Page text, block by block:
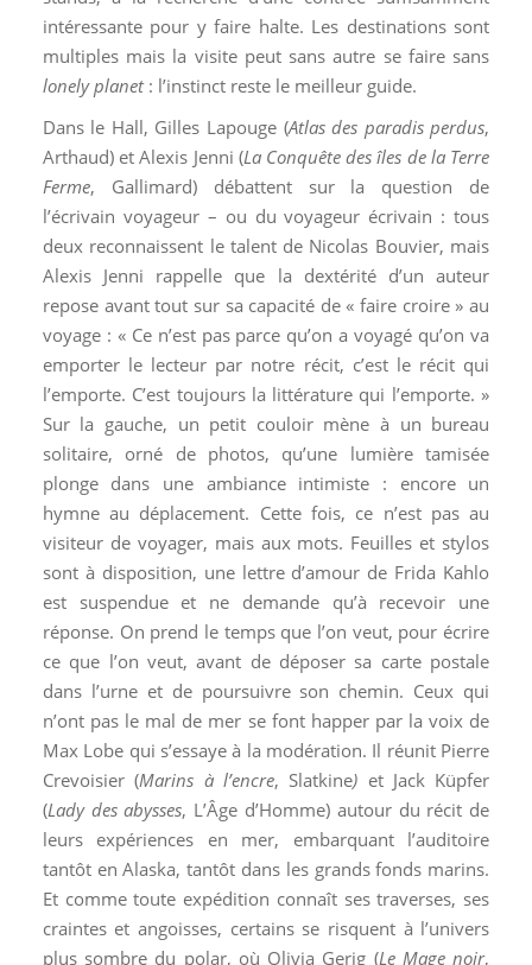
intéressante pour y faire halte. Les destinations sont
multiples mais la visite peut sans autre se faire sans
lonely planet : l’instinct reste le meilleur guide.
Dans le Hall, Gilles Lapouge (Atlas des paradis perdus,
Arthaud) et Alexis Jenni (La Conquête des îles de la Terre
Ferme, Gallimard) débattent sur la question de
l’écrivain voyageur – ou du voyageur écrivain : tous
deux reconnaissent le talent de Nicolas Bouvier, mais
Alexis Jenni rappelle que la dextérité d’un auteur
repose avant tout sur sa capacité de « faire croire » au
voyage : « Ce n’est pas parce qu’on a voyagé qu’on va
emporter le lecteur par notre récit, c’est le récit qui
l’emporte. C’est toujours la littérature qui l’emporte. »
Sur la gauche, un petit couloir mène à un bureau
solitaire, orné de photos, qu’une lumière tamisée
plonge dans une ambiance intimiste : encore un
hymne au déplacement. Cette fois, ce n’est pas au
visiteur de voyager, mais aux mots. Feuilles et stylos
sont à disposition, une lettre d’amour de Frida Kahlo
est suspendue et ne demande qu’à recevoir une
réponse. On prend le temps que l’on veut, pour écrire
ce que l’on veut, avant de déposer sa carte postale
dans l’urne et de poursuivre son chemin. Ceux qui
n’ont pas le mal de mer se font happer par la voix de
Max Lobe qui s’essaye à la modération. Il réunit Pierre
Crevoisier (Marins à l’encre, Slatkine) et Jack Küpfer
(Lady des abysses, L’Âge d’Homme) autour du récit de
leurs expériences en mer, embarquant l’auditoire
tantôt en Alaska, tantôt dans les grands fonds marins.
Et comme toute expédition connaît ses traverses, ses
craintes et angoisses, certains se risquent à l’univers
plus sombre du polar, où Olivia Gerig (Le Mage noir,